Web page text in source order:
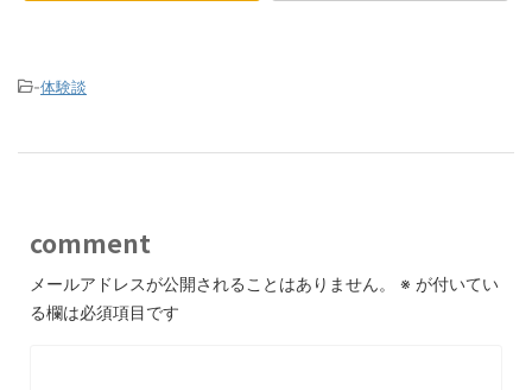
-体験談
comment
メールアドレスが公開されることはありません。 ※ が付いてい
る欄は必須項目です